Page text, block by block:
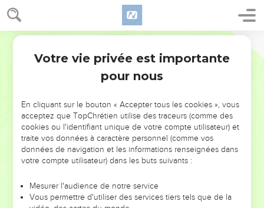
NE MANQUEZ PAS L’ÉVÉNEMENT
DE L’ANNÉE !
ET SI LEURS ERREURS POUVAIENT VOUS ÉVITER LES
VOTRES ?
leur foi ou leur vision. Mais on voit moins les doutes, les erreurs
et les saisons difficiles qu'ils ont traversés, alors même que ce
Votre vie privée est importante
pour nous
En cliquant sur le bouton « Accepter tous les cookies », vous
acceptez que TopChrétien utilise des traceurs (comme des
cookies ou l'identifiant unique de votre compte utilisateur) et
traite vos données à caractère personnel (comme vos
données de navigation et les informations renseignées dans
votre compte utilisateur) dans les buts suivants :
Mesurer l'audience de notre service
Vous permettre d'utiliser des services tiers tels que de la